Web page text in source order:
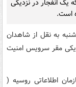
یک انفجار در نزدیکی
است.
به نقل از شاهدان
مقر سرویس امنیت
اطلاعاتی روسیه (